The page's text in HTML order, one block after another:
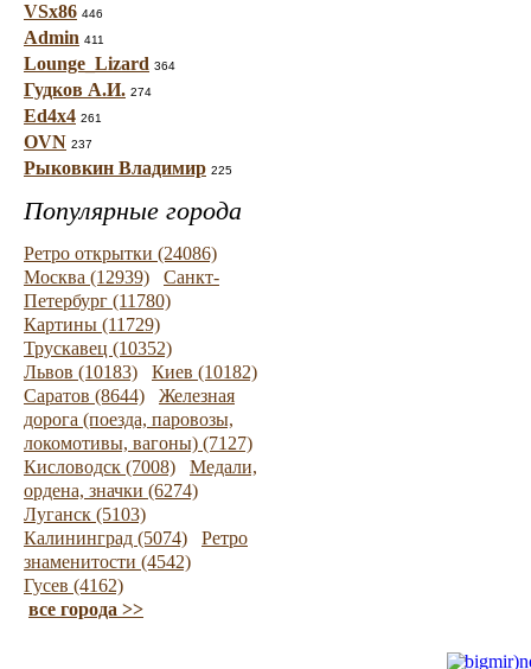
VSx86 446
Admin 411
Lounge_Lizard 364
Гудков А.И. 274
Ed4x4 261
OVN 237
Рыковкин Владимир 225
Популярные города
Ретро открытки (24086)
Москва (12939)
Санкт-
Петербург (11780)
Картины (11729)
Трускавец (10352)
Львов (10183)
Киев (10182)
Саратов (8644)
Железная
дорога (поезда, паровозы,
локомотивы, вагоны) (7127)
Кисловодск (7008)
Медали,
ордена, значки (6274)
Луганск (5103)
Калининград (5074)
Ретро
знаменитости (4542)
Гусев (4162)
все города >>